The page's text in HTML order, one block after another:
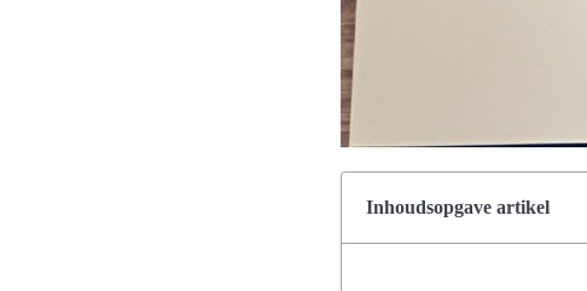
Inhoudsopgave artikel